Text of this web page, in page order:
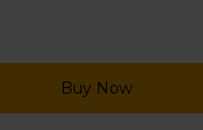
Buy Now